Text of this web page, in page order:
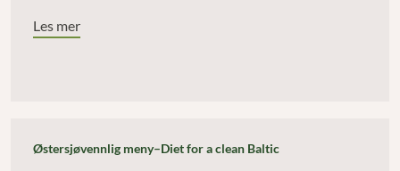
Les mer
Østersjøvennlig meny–Diet for a clean Baltic